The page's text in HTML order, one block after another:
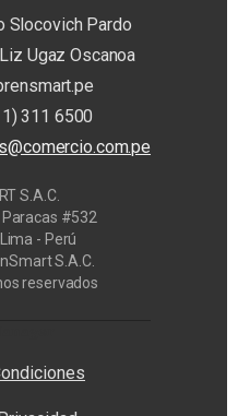
Slocovich Pardo
Ugaz Oscanoa
311 6500
S.A.C.
#532
- Perú
S.A.C.
reservados